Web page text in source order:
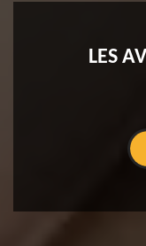
LES